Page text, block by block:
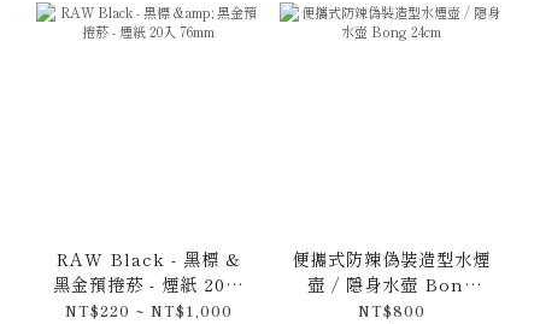
RAW Black - 黑標 &
黑金預捲菸 - 煙紙 20入
76mm
NT$220 ~ NT$1,000
便攜式防辣偽裝造型水煙
壺 / 隱身水壺 Bong
24cm
NT$800